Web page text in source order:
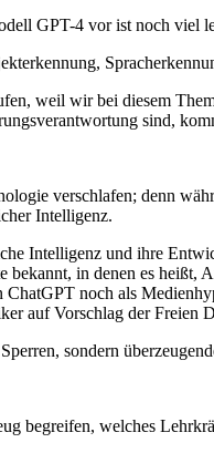
GPT-4 vor ist noch viel
weil wir bei diesem
sind,
verschlafen; denn
Intelligenz.
Intelligenz und ihre
in denen es
noch als
auf Vorschlag der
sondern
begreifen, welches